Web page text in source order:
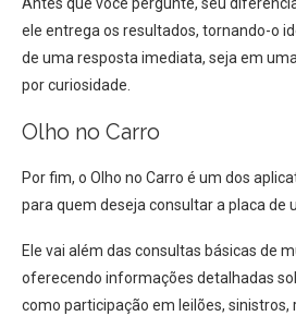
ele entrega os resultados, tornando-o
de uma resposta imediata, seja em
por curiosidade.
Olho no Carro
Por fim, o Olho no Carro é um dos
para quem deseja consultar a placa de
Ele vai além das consultas básicas de
oferecendo informações detalhadas
como participação em leilões, sinistros,